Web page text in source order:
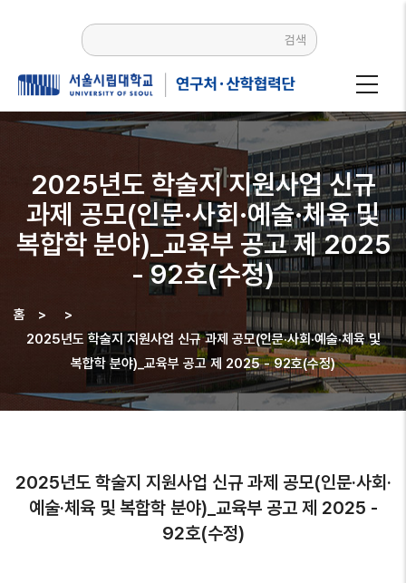
검색
2025년도 학술지 지원사업 신규
과제 공모(인문·사회·예술·체육 및
복합학 분야)_교육부 공고 제 2025
- 92호(수정)
이동
홈 >
>
2025년도 학술지 지원사업 신규 과제 공모(인문·사회·예술·체육 및
복합학 분야)_교육부 공고 제 2025 - 92호(수정)
2025년도 학술지 지원사업 신규 과제 공모(인문·사회·
예술·체육 및 복합학 분야)_교육부 공고 제 2025 -
92호(수정)